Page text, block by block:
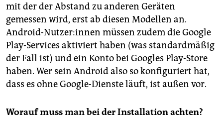
mit der der Abstand zu anderen Geräten
gemessen wird, erst ab diesen Modellen an.
Android-Nutzer:innen müssen zudem die Google
Play-Services aktiviert haben (was standardmäßig
der Fall ist) und ein Konto bei Googles Play-Store
haben. Wer sein Android also so konfiguriert hat,
dass es ohne Google-Dienste läuft, ist außen vor.
Worauf muss man bei der Installation achten?